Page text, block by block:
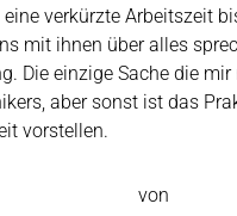
verkürzte Arbeitszeit
mit ihnen über alles
Die einzige Sache die
aber sonst ist das
vorstellen.
von